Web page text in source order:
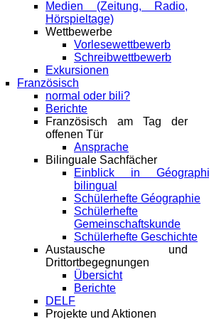
Medien (Zeitung, Radio,
Hörspieltage)
Wettbewerbe
Vorlesewettbewerb
Schreibwettbewerb
Exkursionen
Französisch
normal oder bili?
Berichte
Französisch am Tag der
offenen Tür
Ansprache
Bilinguale Sachfächer
Einblick in
bilingual
Schülerhefte Géographie
Schülerhefte
Gemeinschaftskunde
Schülerhefte Geschichte
Austausche und
Drittortbegegnungen
Übersicht
Berichte
DELF
Projekte und Aktionen